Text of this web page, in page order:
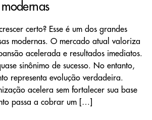
certo? Esse é um dos grandes
modernas. O mercado atual valoriza
acelerada e resultados imediatos.
sinônimo de sucesso. No entanto,
representa evolução verdadeira.
acelera sem fortalecer sua base
passa a cobrar um […]